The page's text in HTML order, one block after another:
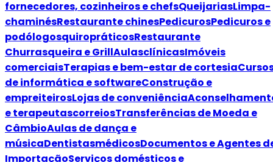
fornecedores, cozinheiros e chefsQueijariasLimpa-
chaminésRestaurante chinesPedicurosPedicuros e
podólogosquiropráticosRestaurante
Churrasqueira e GrillAulasclínicasImóveis
comerciaisTerapias e bem-estar de cortesia
de informática e softwareConstrução e
empreiteirosLojas de conveniência
e terapeutascorreiosTransferências de Moeda e
CâmbioAulas de dança e
músicaDentistasmédicosDocumentos e Agentes
ImportaçãoServiços domésticos e